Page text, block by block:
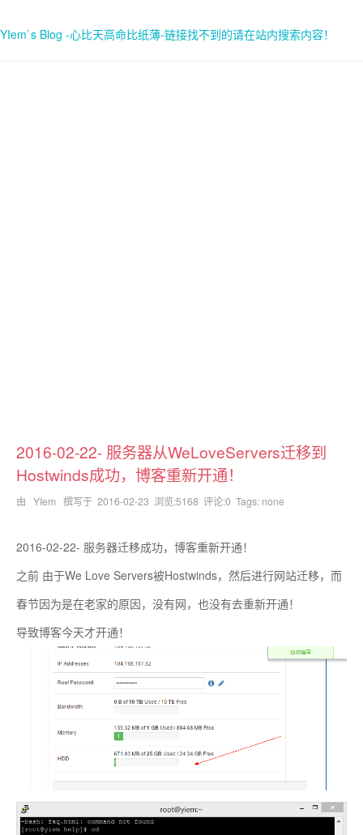
YIem`s Blog -心比天高命比纸薄-链接找不到的请在站内搜索内容！
2016-02-22- 服务器从WeLoveServers迁移到
Hostwinds成功，博客重新开通！
由 YIem 撰写于 2016-02-23 浏览:5168 评论:0 Tags: none
2016-02-22- 服务器迁移成功，博客重新开通！
之前 由于We Love Servers被Hostwinds，然后进行网站迁移，而
春节因为是在老家的原因，没有网，也没有去重新开通！
导致博客今天才开通！